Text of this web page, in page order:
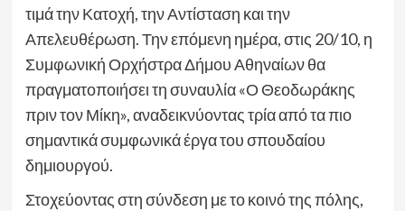
τιμά την Κατοχή, την Αντίσταση και την
Απελευθέρωση. Την επόμενη ημέρα, στις 20/10, η
Συμφωνική Ορχήστρα Δήμου Αθηναίων θα
πραγματοποιήσει τη συναυλία «Ο Θεοδωράκης
πριν τον Μίκη», αναδεικνύοντας τρία από τα πιο
σημαντικά συμφωνικά έργα του σπουδαίου
δημιουργού.
Στοχεύοντας στη σύνδεση με το κοινό της πόλης,